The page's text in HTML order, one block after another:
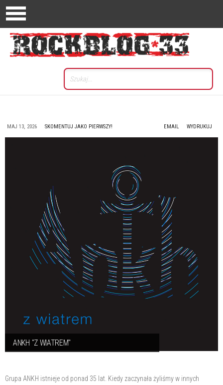
MAJ 13, 2026 WYDRUKUJ
EMAIL
SKOMENTUJ JAKO PIERWSZY!
ANKH "Z WIATREM"
Grupa ANKH istnieje od ponad 35 lat. Kiedy zaczynała żyliśmy w innych